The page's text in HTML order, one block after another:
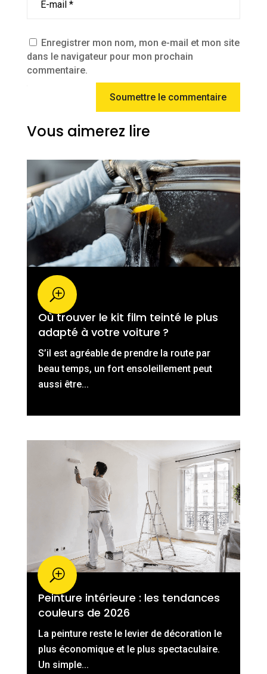
Enregistrer mon nom, mon e-mail et mon site
dans le navigateur pour mon prochain
commentaire.
Soumettre le commentaire
Vous aimerez lire
Où trouver le kit film teinté le plus
adapté à votre voiture ?
S’il est agréable de prendre la route par
beau temps, un fort ensoleillement peut
aussi être...
Peinture intérieure : les tendances
couleurs de 2026
La peinture reste le levier de décoration le
plus économique et le plus spectaculaire.
Un simple...